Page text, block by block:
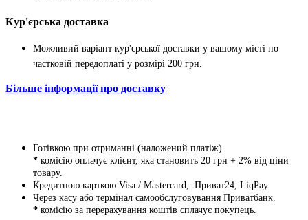
Кур'єрська доставка
Можливий варіант кур'єрської доставки у вашому місті по
частковій передоплаті у розмірі 200 грн.
Більше інформації про доставку
Готівкою при отриманні (наложений платіж).
* комісію оплачує клієнт, яка становить 20 грн + 2% від ціни
товару.
Кредитною карткою Visa / Mastercard, Приват24, LiqPay.
Через касу або термінал самообслуговування Приватбанк.
* комісію за перерахування коштів сплачує покупець.